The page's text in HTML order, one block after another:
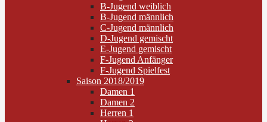
B-Jugend weiblich
B-Jugend männlich
C-Jugend männlich
D-Jugend gemischt
E-Jugend gemischt
F-Jugend Anfänger
F-Jugend Spielfest
Saison 2018/2019
Damen 1
Damen 2
Herren 1